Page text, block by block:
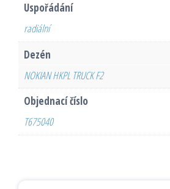
Uspořádání
radiální
Dezén
NOKIAN HKPL TRUCK F2
Objednací číslo
T675040